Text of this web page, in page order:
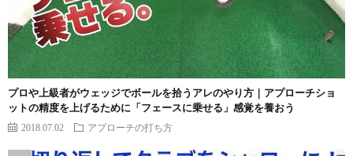
プロや上級者がウェッジでボールを拾うアレのやり方｜アプローチショ
ットの精度を上げるために「フェースに乗せる」感覚を養おう
2018.07.02 アプローチの打ち方